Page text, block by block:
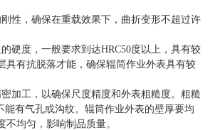
性，确保在重载效果下，曲折变形不超过许
硬度，一般要求到达HRC50度以上，具有较
具有抗脱落才能，确保辊筒作业外表具有较
加工，以确保尺度精度和外表粗糙度。粗糙
能有气孔或沟纹。辊筒作业外表的壁厚要均
不均匀，影响制品质量。